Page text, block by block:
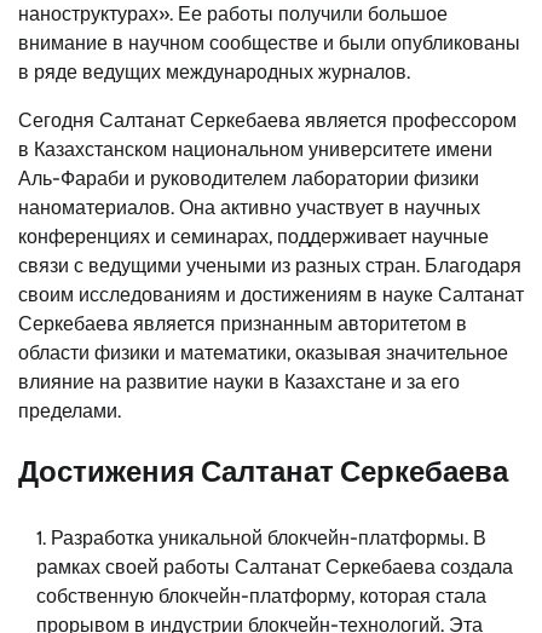
наноструктурах». Ее работы получили большое
внимание в научном сообществе и были опубликованы
в ряде ведущих международных журналов.
Сегодня Салтанат Серкебаева является профессором
в Казахстанском национальном университете имени
Аль-Фараби и руководителем лаборатории физики
наноматериалов. Она активно участвует в научных
конференциях и семинарах, поддерживает научные
связи с ведущими учеными из разных стран. Благодаря
своим исследованиям и достижениям в науке Салтанат
Серкебаева является признанным авторитетом в
области физики и математики, оказывая значительное
влияние на развитие науки в Казахстане и за его
пределами.
Достижения Салтанат Серкебаева
Разработка уникальной блокчейн-платформы. В
рамках своей работы Салтанат Серкебаева создала
собственную блокчейн-платформу, которая стала
прорывом в индустрии блокчейн-технологий. Эта